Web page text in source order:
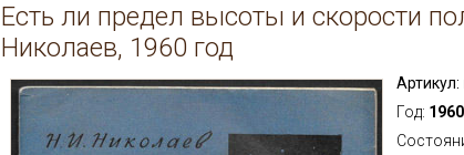
Есть ли предел высоты и скорости
Николаев, 1960 год
Артикул:
Год: 1960